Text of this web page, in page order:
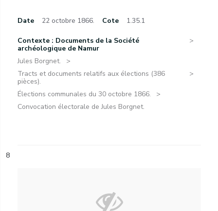
Date 22 octobre 1866. Cote 1.35.1
Contexte : Documents de la Société
archéologique de Namur
Jules Borgnet.
Tracts et documents relatifs aux élections (386
pièces).
Élections communales du 30 octobre 1866.
Convocation électorale de Jules Borgnet.
8